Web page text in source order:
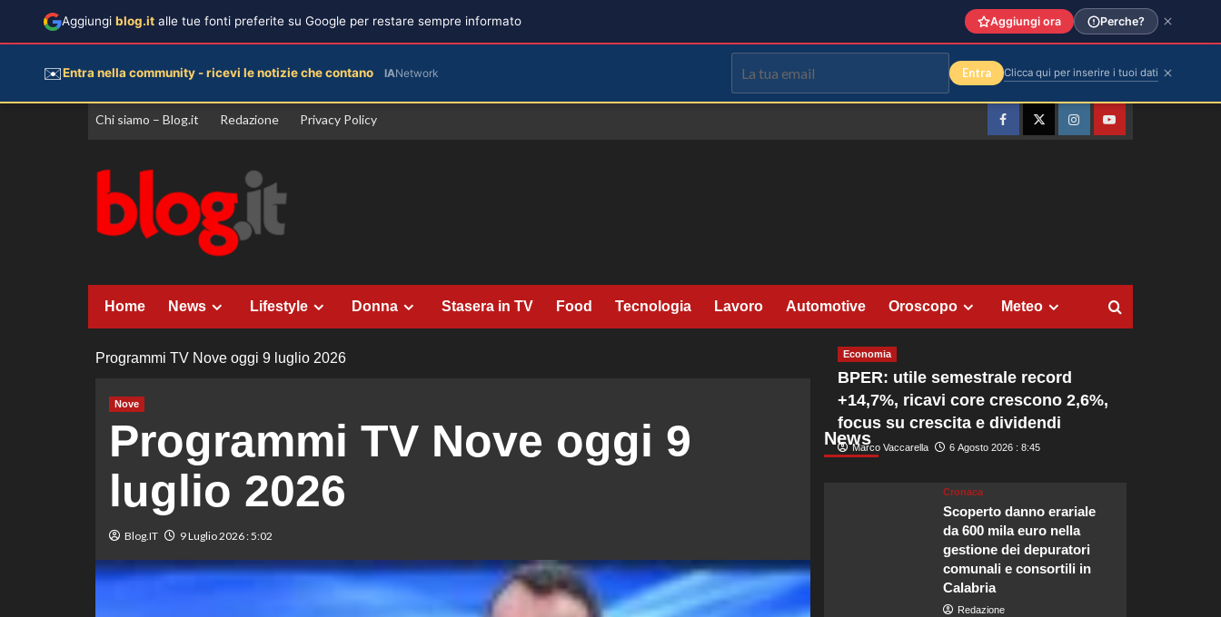
Vai
Chi siamo – Blog.it Redazione Privacy Policy
FacebookTwitterInstagramYouTube
Home News Lifestyle Donna Stasera in TV Food Tecnologia Lavoro Automotive Oroscopo Meteo
Programmi TV Nove oggi 9 luglio 2026
Nove
Programmi TV Nove oggi 9
luglio 2026
Blog.IT 9 Luglio 2026 : 5:02
News
Economia
BPER: utile semestrale record
+14,7%, ricavi core crescono 2,6%,
focus su crescita e dividendi
Marco Vaccarella 6 Agosto 2026 : 8:45
Cronaca
Scoperto danno erariale
da 600 mila euro nella
gestione dei depuratori
comunali e consortili in
Calabria
Redazione
Aggiungi blog.it alle tue fonti preferite su Google per restare sempre informato Aggiungi ora Perche?
✉️Entra nella community - ricevi le notizie che contano IANetwork Entra Clicca qui per inserire i tuoi dati